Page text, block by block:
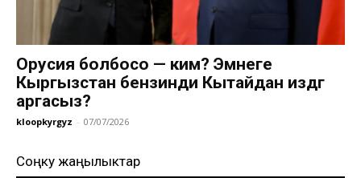
Орусия болбосо — ким? Эмнеге
Кыргызстан бензинди Кытайдан издөөгө
аргасыз?
kloopkyrgyz - 07/07/2026
Соңку жаңылыктар